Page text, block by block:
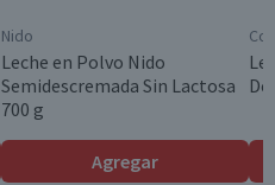
Nido
Leche en Polvo Nido
Semidescremada Sin Lactosa
700 g
Agregar